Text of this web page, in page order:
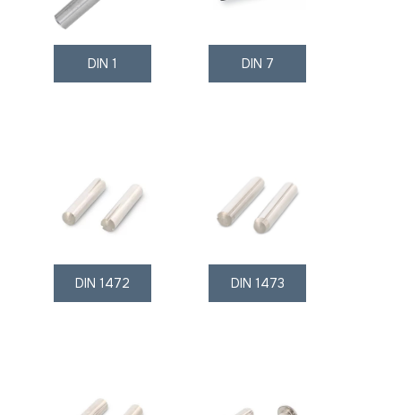
DIN 1 DIN 7
DIN 1472 DIN 1473